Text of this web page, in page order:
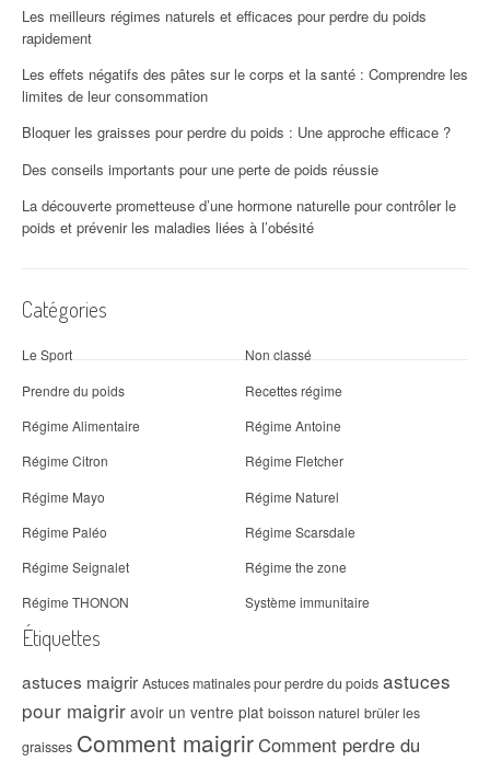
Les meilleurs régimes naturels et efficaces pour perdre du poids
rapidement
Les effets négatifs des pâtes sur le corps et la santé : Comprendre les
limites de leur consommation
Bloquer les graisses pour perdre du poids : Une approche efficace ?
Des conseils importants pour une perte de poids réussie
La découverte prometteuse d’une hormone naturelle pour contrôler le
poids et prévenir les maladies liées à l’obésité
Catégories
Le Sport
Non classé
Prendre du poids
Recettes régime
Régime Alimentaire
Régime Antoine
Régime Citron
Régime Fletcher
Régime Mayo
Régime Naturel
Régime Paléo
Régime Scarsdale
Régime Seignalet
Régime the zone
Régime THONON
Système immunitaire
Étiquettes
astuces maigrir Astuces matinales pour perdre du poids astuces
pour maigrir avoir un ventre plat boisson naturel brûler les
graisses Comment maigrirComment perdre du